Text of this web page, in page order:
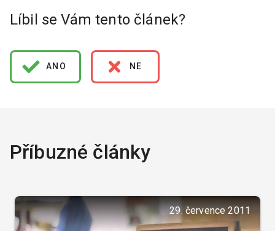
Líbil se Vám tento článek?
ANO NE
Příbuzné články
29. července 2011